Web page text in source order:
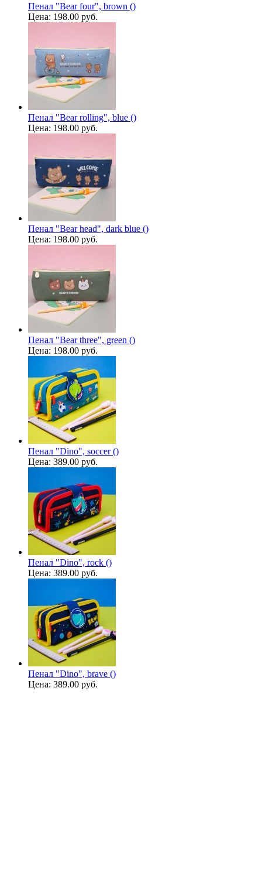
Пенал "Bear four", brown ()
Цена: 198.00 руб.
Пенал "Bear rolling", blue ()
Цена: 198.00 руб.
Пенал "Bear head", dark blue ()
Цена: 198.00 руб.
Пенал "Bear three", green ()
Цена: 198.00 руб.
Пенал "Dino", soccer ()
Цена: 389.00 руб.
Пенал "Dino", rock ()
Цена: 389.00 руб.
Пенал "Dino", brave ()
Цена: 389.00 руб.